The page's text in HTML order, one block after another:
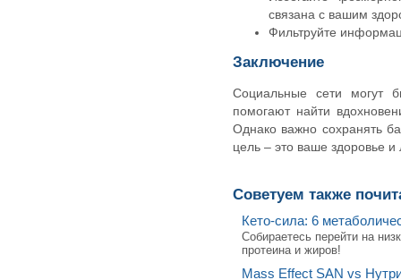
связана с вашим
Фильтруйте
Заключение
Социальные сети могут
помогают найти
Однако важно сохранять
цель – это ваше здоровье
Советуем также
Кето-сила: 6
Собираетесь перейти на
протеина и жиров!
Mass Effect SAN vs